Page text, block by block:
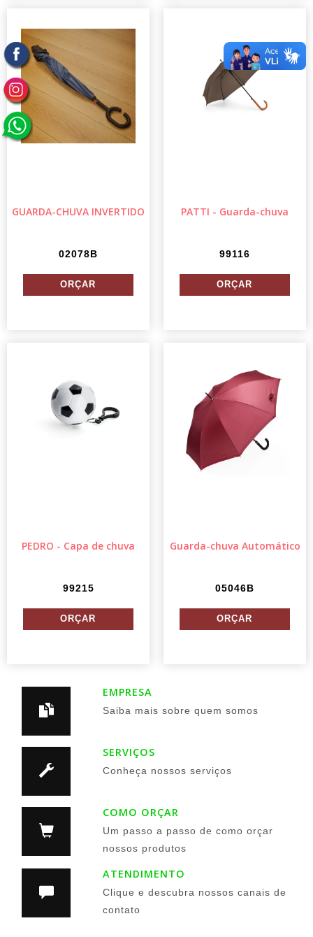
GUARDA-CHUVA INVERTIDO
02078B
PATTI - Guarda-chuva
99116
PEDRO - Capa de chuva
99215
Guarda-chuva Automático
05046B
EMPRESA
Saiba mais sobre quem somos
SERVIÇOS
Conheça nossos serviços
COMO ORÇAR
Um passo a passo de como orçar
nossos produtos
ATENDIMENTO
Clique e descubra nossos canais de
contato